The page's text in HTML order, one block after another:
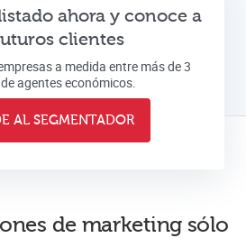
ahora y conoce a
clientes
a medida entre más de 3
agentes económicos.
AL SEGMENTADOR
de marketing sólo